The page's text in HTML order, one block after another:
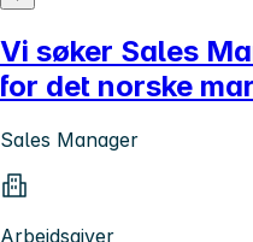
Vi søker Sales
for det norske
Sales Manager
Arbeidsgiver